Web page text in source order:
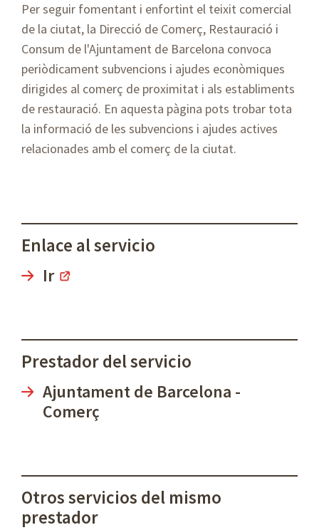
Per seguir fomentant i enfortint el teixit comercial
de la ciutat, la Direcció de Comerç, Restauració i
Consum de l'Ajuntament de Barcelona convoca
periòdicament subvencions i ajudes econòmiques
dirigides al comerç de proximitat i als establiments
de restauració. En aquesta pàgina pots trobar tota
la informació de les subvencions i ajudes actives
relacionades amb el comerç de la ciutat.
Enlace al servicio
Ir
Prestador del servicio
Ajuntament de Barcelona -
Comerç
Otros servicios del mismo
prestador